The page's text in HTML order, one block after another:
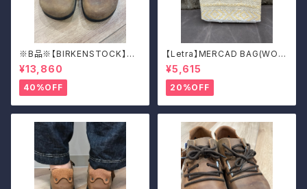
※B品※【BIRKENSTOCK】Mo
ntana/CUOIO 38
¥13,860
40%OFF
【Letra】MERCAD BAG(WOV
EN)
¥5,615
20%OFF